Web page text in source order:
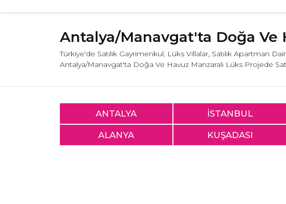
Antalya/Manavgat'ta Doğa Ve
Türkiye'de Satılık Gayrimenkul, Lüks Villalar, Satılık Apartman
Antalya/Manavgat'ta Doğa Ve Havuz Manzaralı Lüks Projede
ANTALYA İSTANBUL
ALANYA KUŞADASI